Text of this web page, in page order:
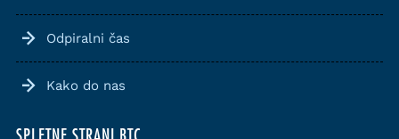
Odpiralni čas
Kako do nas